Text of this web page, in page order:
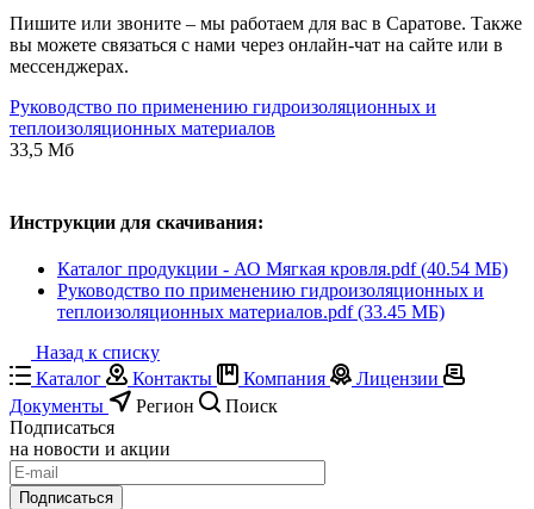
Пишите или звоните – мы работаем для вас в Саратове. Также
вы можете связаться с нами через онлайн-чат на сайте или в
мессенджерах.
Руководство по применению гидроизоляционных и
теплоизоляционных материалов
33,5 Мб
Инструкции для скачивания:
Каталог продукции - АО Мягкая кровля.pdf (40.54 МБ)
Руководство по применению гидроизоляционных и
теплоизоляционных материалов.pdf (33.45 МБ)
Назад к списку
Каталог
Контакты Компания
Лицензии
Документы
Регион
Поиск
Подписаться
на новости и акции
Подписаться